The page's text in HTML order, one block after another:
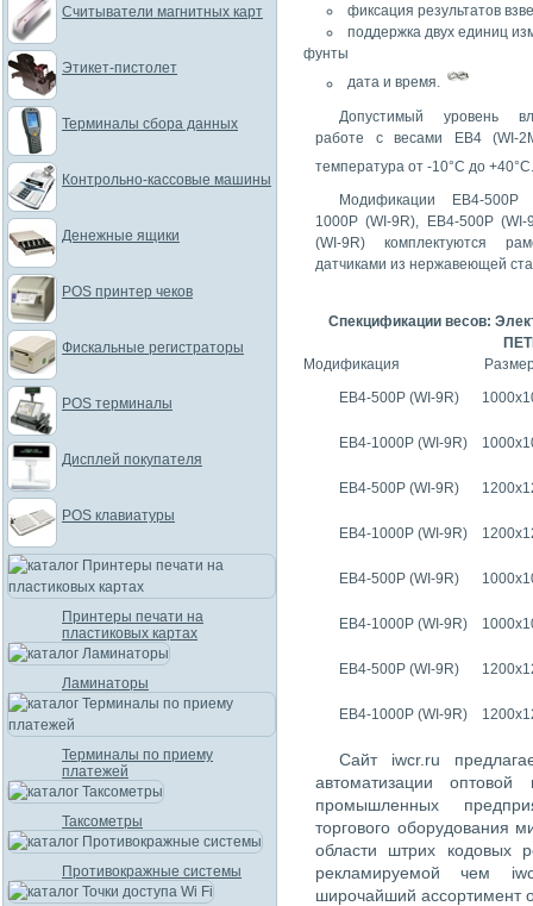
фиксация результатов
поддержка двух единиц
фунты
дата и время.
Допустимый уровень
работе с весами ЕВ4 (WI-
температура от -10°С до
Модификации EB4-500P
1000P (WI-9R), EB4-500P (WI-
(WI-9R) комплектуются
датчиками из нержавеющей
Спекцификации весов:
Модификация
EB4-500P (WI-9R)
EB4-1000P (WI-9R)
EB4-500P (WI-9R)
EB4-1000P (WI-9R)
EB4-500P (WI-9R)
EB4-1000P (WI-9R)
EB4-500P (WI-9R)
EB4-1000P (WI-9R)
Сайт iwcr.ru
автоматизации
промышленных
торгового оборудования
области штрих кодовых
рекламируемой чем
широчайший ассортимент
Считыватели магнитных карт
Этикет-пистолет
Терминалы сбора данных
Контрольно-кассовые машины
Денежные ящики
POS принтер чеков
Фискальные регистраторы
POS терминалы
Дисплей покупателя
POS клавиатуры
Принтеры печати на
пластиковых картах
Ламинаторы
Терминалы по приему
платежей
Таксометры
Противокражные системы